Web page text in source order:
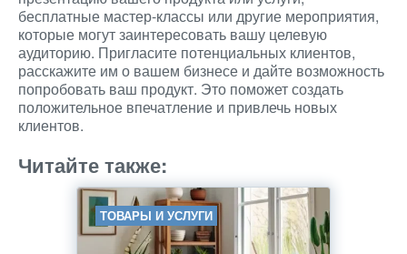
бесплатные мастер-классы или другие мероприятия,
которые могут заинтересовать вашу целевую
аудиторию. Пригласите потенциальных клиентов,
расскажите им о вашем бизнесе и дайте возможность
попробовать ваш продукт. Это поможет создать
положительное впечатление и привлечь новых
клиентов.
Читайте также:
ТОВАРЫ И УСЛУГИ